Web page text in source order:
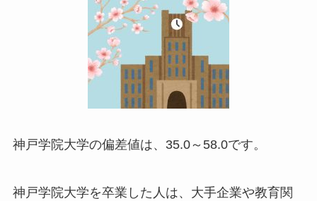
神戸学院大学の偏差値は、35.0～58.0です。
神戸学院大学を卒業した人は、大手企業や教育関